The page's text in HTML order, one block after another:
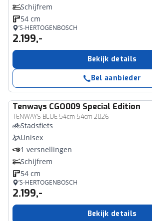
Schijfrem
54 cm
’S-HERTOGENBOSCH
2.199,-
Bekijk details
Bel aanbieder
Tenways CGO009 Special Edition
TENWAYS BLUE 54cm 54cm 2026
Stadsfiets
Unisex
1 versnellingen
Schijfrem
54 cm
’S-HERTOGENBOSCH
2.199,-
Bekijk details